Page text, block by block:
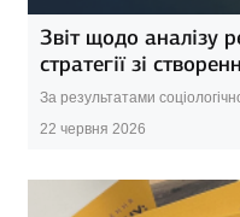
Звіт щодо аналізу
стратегії зі
За результатами
22 червня 2026